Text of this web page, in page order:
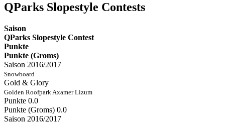
QParks Slopestyle Contests
Saison
QParks Slopestyle Contest
Punkte
Punkte (Groms)
Saison 2016/2017
Snowboard
Gold & Glory
Golden Roofpark Axamer Lizum
Punkte 0.0
Punkte (Groms) 0.0
Saison 2016/2017